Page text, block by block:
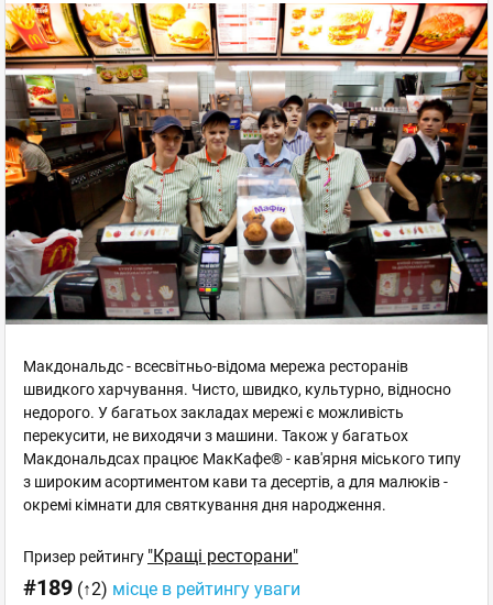
Макдональдс - всесвітньо-відома мережа ресторанів
швидкого харчування. Чисто, швидко, культурно, відносно
недорого. У багатьох закладах мережі є можливість
перекусити, не виходячи з машини. Також у багатьох
Макдональдсах працює МакКафе® - кав'ярня міського типу
з широким асортиментом кави та десертів, а для малюків -
окремі кімнати для святкування дня народження.
Призер рейтингу "Кращі ресторани"
#189 (↑2) місце в рейтингу уваги